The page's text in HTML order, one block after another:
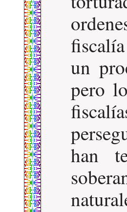
un
pero
han